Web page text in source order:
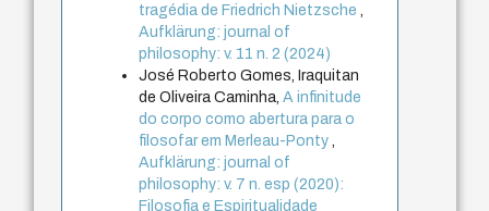
tragédia de Friedrich Nietzsche
Aufklärung: journal of
philosophy: v. 11 n. 2 (2024)
José Roberto Gomes, Iraquitan
de Oliveira Caminha,A infinitude
do corpo como abertura para o
filosofar em Merleau-Ponty
Aufklärung: journal of
philosophy: v. 7 n. esp (2020):
Filosofia e Espiritualidade